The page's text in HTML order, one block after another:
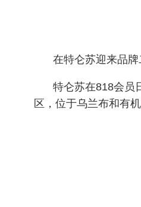
在特仑苏迎来品牌
特仑苏在818会员
区，位于乌兰布和有